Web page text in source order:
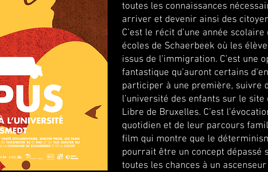
toutes les connaissances
arriver et devenir ainsi des
C’est le récit d’une année scolaire
écoles de Schaerbeek où les
issus de l’immigration. C’est une
fantastique qu’auront certains
participer à une première, suivre
l’université des enfants sur le site
Libre de Bruxelles. C’est
quotidien et de leur parcours
film qui montre que le
pourrait être un concept dépassé
toutes les chances à un